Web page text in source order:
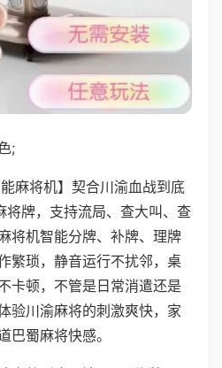
;
能麻将机】契合川渝血战到底
将牌，支持流局、查大叫、查
将机智能分牌、补牌、理牌
繁琐，静音运行不扰邻，桌
卡顿，不管是日常消遣还是
验川渝麻将的刺激爽快，家
巴蜀麻将快感。